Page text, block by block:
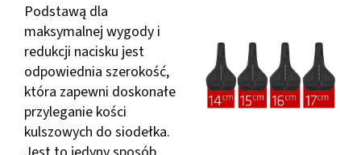
Podstawą dla
maksymalnej wygody i
redukcji nacisku jest
odpowiednia szerokość,
która zapewni doskonałe
przyleganie kości
kulszowych do siodełka.